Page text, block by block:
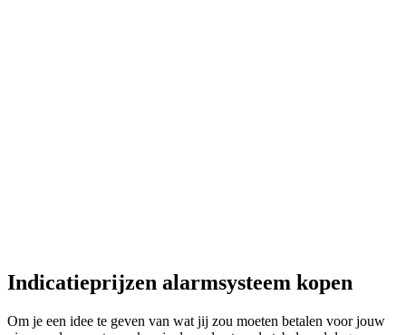
Indicatieprijzen alarmsysteem kopen
Om je een idee te geven van wat jij zou moeten betalen voor jouw